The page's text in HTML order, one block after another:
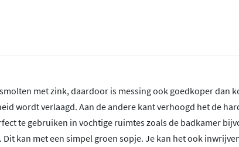
met zink, daardoor is messing ook goedkoper dan
wordt verlaagd. Aan de andere kant verhoogd het de
te gebruiken in vochtige ruimtes zoals de badkamer
Dit kan met een simpel groen sopje. Je kan het ook